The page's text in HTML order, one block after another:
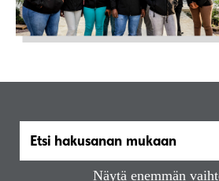
Näytä enemmän